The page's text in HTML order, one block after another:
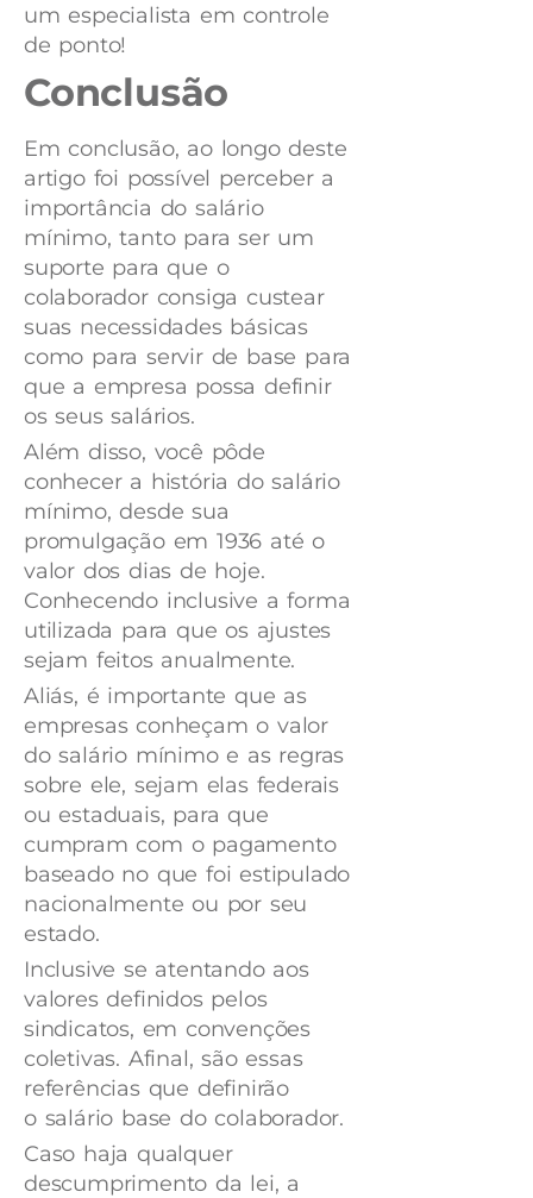
um especialista em controle
de ponto!
Conclusão
Em conclusão, ao longo deste
artigo foi possível perceber a
importância do salário
mínimo, tanto para ser um
suporte para que o
colaborador consiga custear
suas necessidades básicas
como para servir de base para
que a empresa possa definir
os seus salários.
Além disso, você pôde
conhecer a história do salário
mínimo, desde sua
promulgação em 1936 até o
valor dos dias de hoje.
Conhecendo inclusive a forma
utilizada para que os ajustes
sejam feitos anualmente.
Aliás, é importante que as
empresas conheçam o valor
do salário mínimo e as regras
sobre ele, sejam elas federais
ou estaduais, para que
cumpram com o pagamento
baseado no que foi estipulado
nacionalmente ou por seu
estado.
Inclusive se atentando aos
valores definidos pelos
sindicatos, em convenções
coletivas. Afinal, são essas
referências que definirão
o salário base do colaborador.
Caso haja qualquer
descumprimento da lei, a